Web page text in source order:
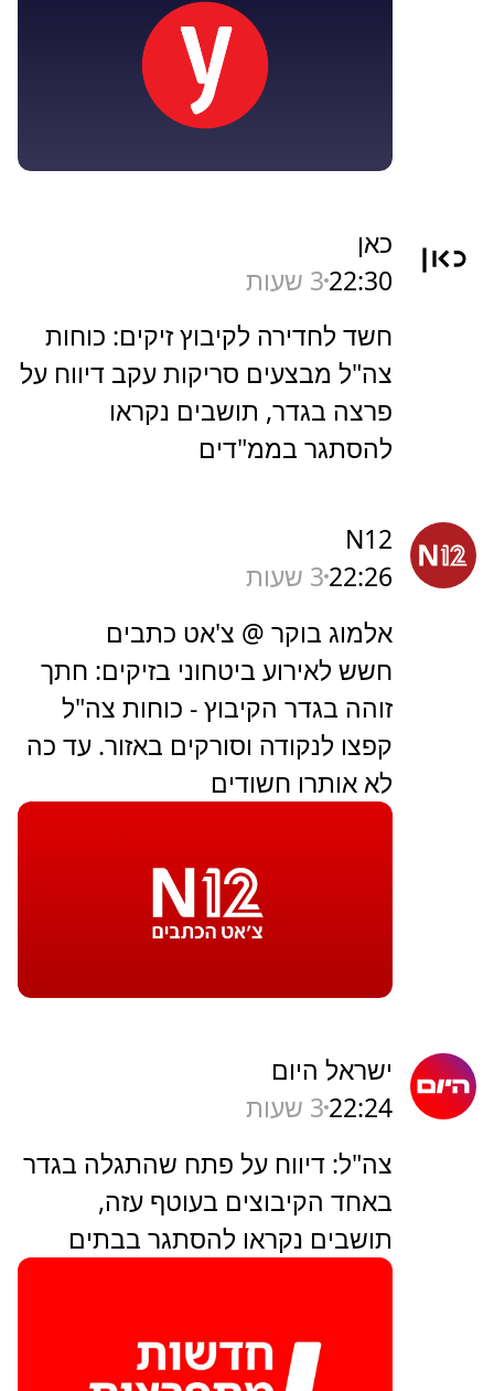
כאן
22:303 שעות
חשד לחדירה לקיבוץ זיקים: כוחות
צה"ל מבצעים סריקות עקב דיווח על
פרצה בגדר, תושבים נקראו
להסתגר בממ"דים
N12
22:263 שעות
אלמוג בוקר @ צ'אט כתבים
חשש לאירוע ביטחוני בזיקים: חתך
זוהה בגדר הקיבוץ - כוחות צה"ל
קפצו לנקודה וסורקים באזור. עד כה
לא אותרו חשודים
ישראל היום
22:243 שעות
צה"ל: דיווח על פתח שהתגלה בגדר
באחד הקיבוצים בעוטף עזה,
תושבים נקראו להסתגר בבתים